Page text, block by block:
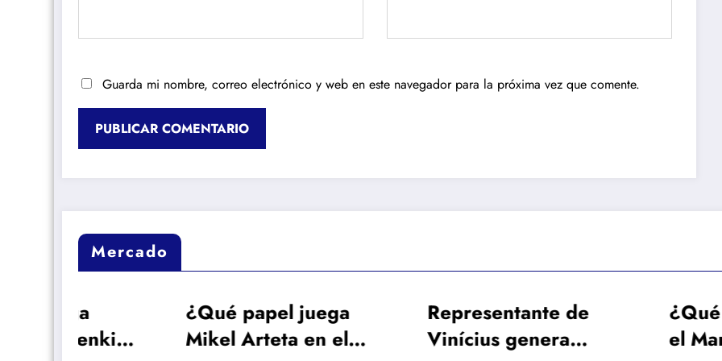
Guarda mi nombre, correo electrónico y web en este navegador para la próxima vez que comente.
Mercado
¿Qué papel juega
Mikel Arteta en el
Representante de
Vinícius genera
¿Qué cantidad
el Manchester